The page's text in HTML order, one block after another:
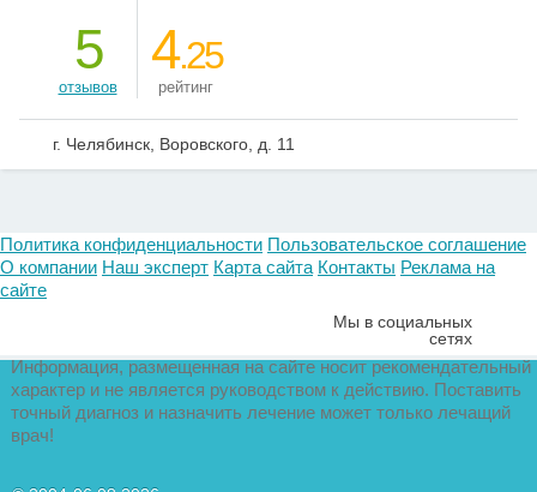
5
отзывов
4.25
рейтинг
г. Челябинск, Воровского, д. 11
Политика конфиденциальности Пользовательское соглашение
О компании Наш эксперт Карта сайта Контакты Реклама на
сайте
Мы в социальных
сетях
Информация, размещенная на сайте носит рекомендательный
характер и не является руководством к действию. Поставить
точный диагноз и назначить лечение может только лечащий
врач!